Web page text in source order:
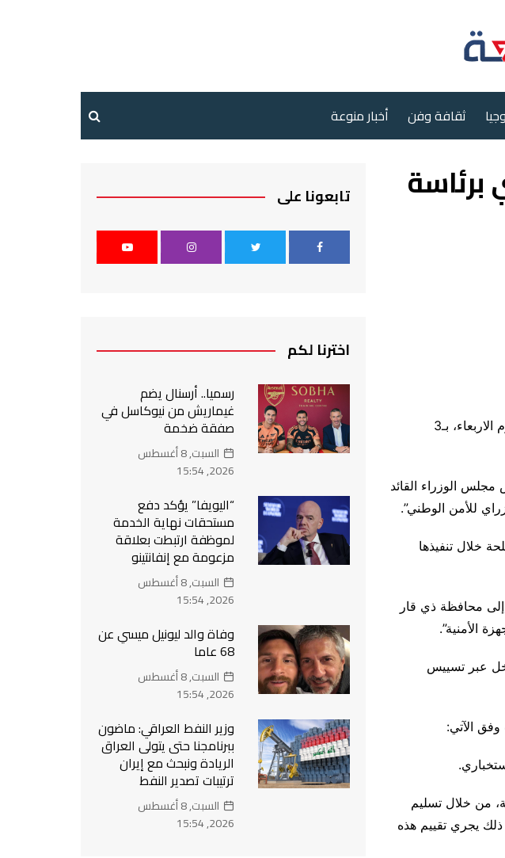
ثقافة وفن أخبار منوعة
برئاسة
انتهى اجتماع المجلس الوزاري للأمن الوطني برئاسة رئيس الوزراء محمد شياع السوداني، اليوم الاربعاء، بـ3
الوزراء القائد
للأمن الوطني”.
خلال تنفيذها
إلى محافظة ذي قار
الأمنية”.
عبر تسييس
الآتي:
من خلال تسليم
ذلك يجري تقييم هذه
تابعونا على
اخترنا لكم
رسميا.. أرسنال يضم
غيماريش من نيوكاسل في
صفقة ضخمة
السبت, 8 أغسطس
2026, 15:54
“اليويفا” يؤكد دفع
مستحقات نهاية الخدمة
لموظفة ارتبطت بعلاقة
مزعومة مع إنفانتينو
السبت, 8 أغسطس
2026, 15:54
وفاة والد ليونيل ميسي عن
68 عاما
السبت, 8 أغسطس
2026, 15:54
وزير النفط العراقي: ماضون
ببرنامجنا حتى يتولى العراق
الريادة ونبحث مع إيران
ترتيبات تصدير النفط
السبت, 8 أغسطس
2026, 15:54